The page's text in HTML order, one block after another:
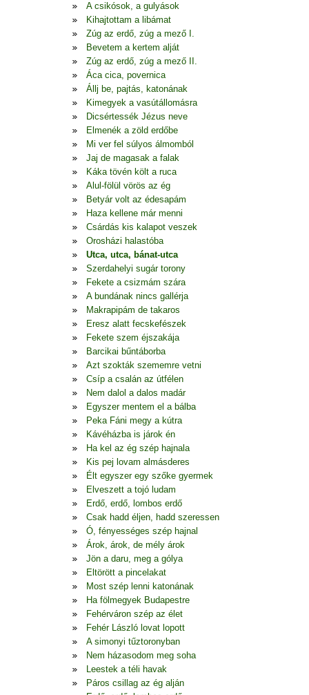
A csikósok, a gulyások
Kihajtottam a libámat
Zúg az erdő, zúg a mező I.
Bevetem a kertem alját
Zúg az erdő, zúg a mező II.
Áca cica, povernica
Állj be, pajtás, katonának
Kimegyek a vasútállomásra
Dicsértessék Jézus neve
Elmenék a zöld erdőbe
Mi ver fel súlyos álmomból
Jaj de magasak a falak
Káka tövén költ a ruca
Alul-fölül vörös az ég
Betyár volt az édesapám
Haza kellene már menni
Csárdás kis kalapot veszek
Orosházi halastóba
Utca, utca, bánat-utca
Szerdahelyi sugár torony
Fekete a csizmám szára
A bundának nincs gallérja
Makrapipám de takaros
Eresz alatt fecskefészek
Fekete szem éjszakája
Barcikai bűntáborba
Azt szokták szememre vetni
Csíp a csalán az útfélen
Nem dalol a dalos madár
Egyszer mentem el a bálba
Peka Fáni megy a kútra
Kávéházba is járok én
Ha kel az ég szép hajnala
Kis pej lovam almásderes
Élt egyszer egy szőke gyermek
Elveszett a tojó ludam
Erdő, erdő, lombos erdő
Csak hadd éljen, hadd szeressen
Ó, fényességes szép hajnal
Árok, árok, de mély árok
Jön a daru, meg a gólya
Eltörött a pincelakat
Most szép lenni katonának
Ha fölmegyek Budapestre
Fehérváron szép az élet
Fehér László lovat lopott
A simonyi tűztoronyban
Nem házasodom meg soha
Leestek a téli havak
Páros csillag az ég alján